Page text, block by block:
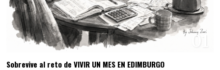
01
Sobrevive al reto de VIVIR UN MES EN EDIMBURGO